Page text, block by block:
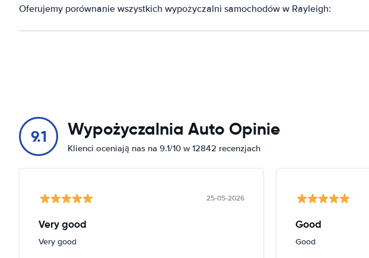
Oferujemy porównanie wszystkich wypożyczalni samochodów w Rayleigh:
9.1 Wypożyczalnia Auto Opinie
Klienci oceniają nas na 9.1/10 w 12842 recenzjach
25-05-2026
Very good
Very good
Good
Good